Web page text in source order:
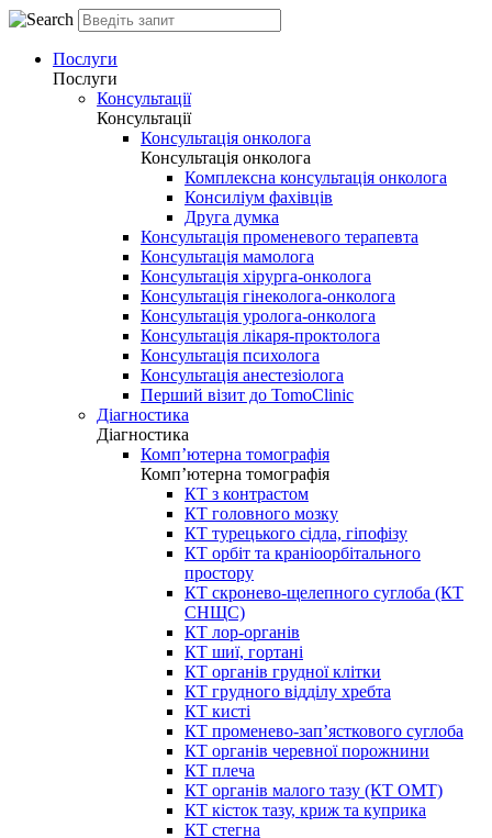
Послуги
Послуги
Консультації
Консультації
Консультація онколога
Консультація онколога
Комплексна консультація онколога
Консиліум фахівців
Друга думка
Консультація променевого терапевта
Консультація мамолога
Консультація хірурга-онколога
Консультація гінеколога-онколога
Консультація уролога-онколога
Консультація лікаря-проктолога
Консультація психолога
Консультація анестезіолога
Перший візит до TomoClinic
Діагностика
Діагностика
Комп’ютерна томографія
Комп’ютерна томографія
КТ з контрастом
КТ головного мозку
КТ турецького сідла, гіпофізу
КТ орбіт та краніоорбітального
простору
КТ скронево-щелепного суглоба (КТ
СНЩС)
КТ лор-органів
КТ шиї, гортані
КТ органів грудної клітки
КТ грудного відділу хребта
КТ кисті
КТ променево-зап’ясткового суглоба
КТ органів черевної порожнини
КТ плеча
КТ органів малого тазу (КТ ОМТ)
КТ кісток тазу, криж та куприка
КТ стегна